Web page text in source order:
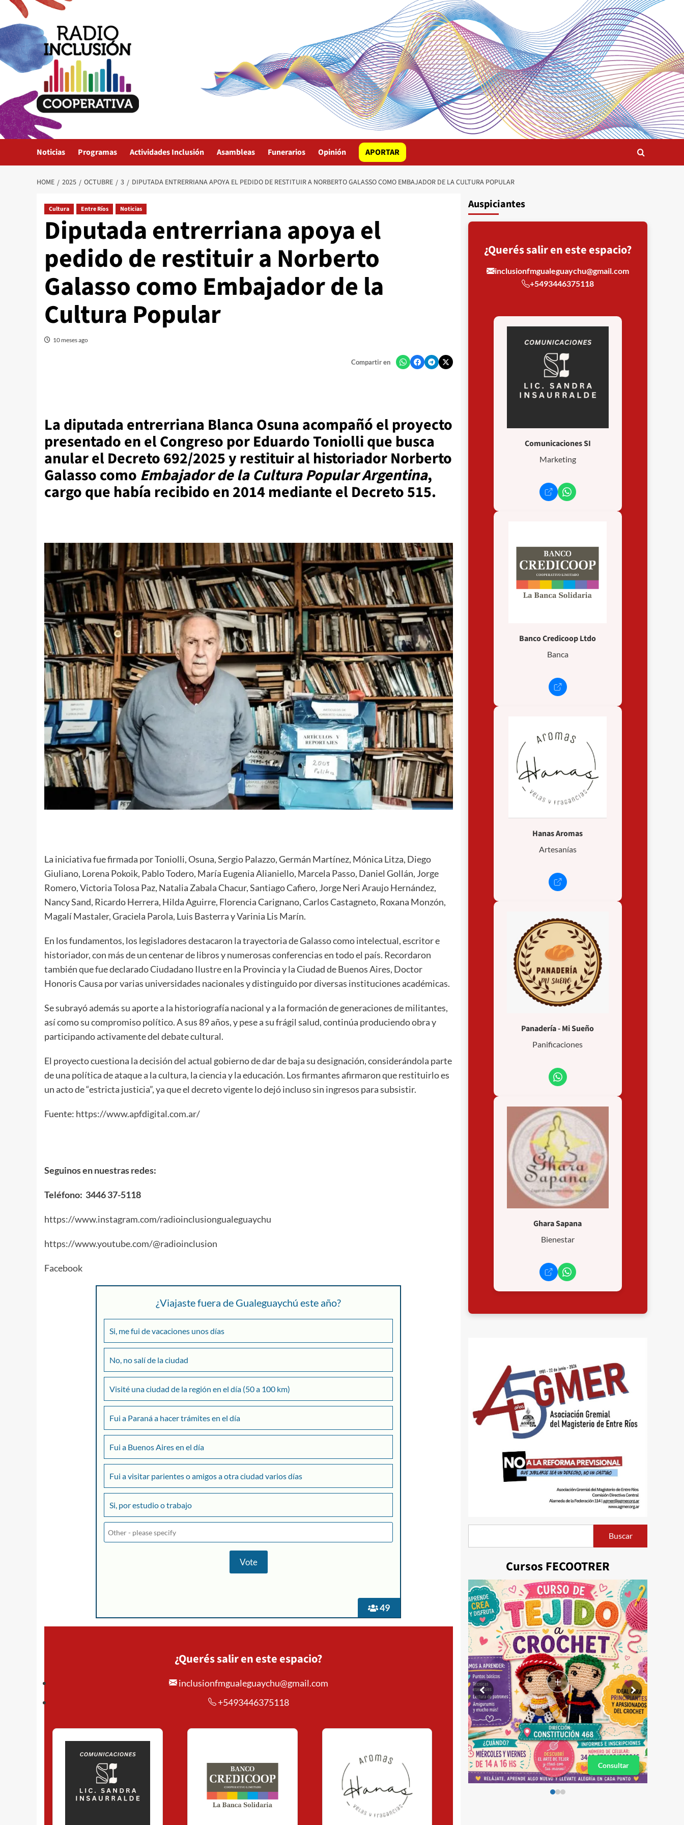
Skip
content
Noticias Programas Actividades Inclusión Asambleas Funerarios Opinión APORTAR
HOME 2025 OCTUBRE 3 DIPUTADA ENTRERRIANA APOYA EL PEDIDO DE RESTITUIR A NORBERTO GALASSO COMO EMBAJADOR DE LA CULTURA POPULAR
Cultura Entre Ríos Noticias
Diputada entrerriana apoya el
pedido de restituir a Norberto
Galasso como Embajador de la
Cultura Popular
10 meses ago
Compartir en
La diputada entrerriana Blanca Osuna acompañó el proyecto
presentado en el Congreso por Eduardo Toniolli que busca
anular el Decreto 692/2025 y restituir al historiador Norberto
Galasso como Embajador de la Cultura Popular Argentina,
cargo que había recibido en 2014 mediante el Decreto 515.
La iniciativa fue firmada por Toniolli, Osuna, Sergio Palazzo, Germán Martínez, Mónica Litza, Diego
Giuliano, Lorena Pokoik, Pablo Todero, María Eugenia Alianiello, Marcela Passo, Daniel Gollán, Jorge
Romero, Victoria Tolosa Paz, Natalia Zabala Chacur, Santiago Cafiero, Jorge Neri Araujo Hernández,
Nancy Sand, Ricardo Herrera, Hilda Aguirre, Florencia Carignano, Carlos Castagneto, Roxana Monzón,
Magalí Mastaler, Graciela Parola, Luis Basterra y Varinia Lis Marín.
En los fundamentos, los legisladores destacaron la trayectoria de Galasso como intelectual, escritor e
historiador, con más de un centenar de libros y numerosas conferencias en todo el país. Recordaron
también que fue declarado Ciudadano Ilustre en la Provincia y la Ciudad de Buenos Aires, Doctor
Honoris Causa por varias universidades nacionales y distinguido por diversas instituciones académicas.
Se subrayó además su aporte a la historiografía nacional y a la formación de generaciones de militantes,
así como su compromiso político. A sus 89 años, y pese a su frágil salud, continúa produciendo obra y
participando activamente del debate cultural.
El proyecto cuestiona la decisión del actual gobierno de dar de baja su designación, considerándola parte
de una política de ataque a la cultura, la ciencia y la educación. Los firmantes afirmaron que restituirlo es
un acto de “estricta justicia”, ya que el decreto vigente lo dejó incluso sin ingresos para subsistir.
Fuente: https://www.apfdigital.com.ar/
Seguinos en nuestras redes:
Teléfono: 3446 37-5118
https://www.instagram.com/radioinclusiongualeguaychu
https://www.youtube.com/@radioinclusion
Facebook
49
¿Viajaste fuera de Gualeguaychú este año?
Si, me fui de vacaciones unos días
No, no salí de la ciudad
Visité una ciudad de la región en el día (50 a 100 km)
Fui a Paraná a hacer trámites en el día
Fui a Buenos Aires en el día
Fui a visitar parientes o amigos a otra ciudad varios días
Si, por estudio o trabajo
¿Querés salir en este espacio?
inclusionfmgualeguaychu@gmail.com
+5493446375118
Auspiciantes
¿Querés salir en este espacio?
inclusionfmgualeguaychu@gmail.com
+5493446375118
Comunicaciones SI
Marketing
Banco Credicoop Ltdo
Banca
Hanas Aromas
Artesanías
Panadería - Mi Sueño
Panificaciones
Ghara Sapana
Bienestar
Buscar
Cursos FECOOTRER
+
Consultar